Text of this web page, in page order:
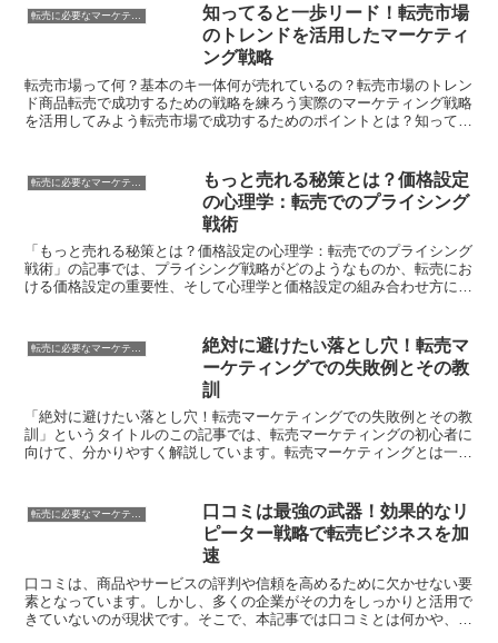
転売に必要なマーケティング知識
知ってると一歩リード！転売市場
のトレンドを活用したマーケティ
ング戦略
転売市場って何？基本のキ一体何が売れているの？転売市場のトレン
ド商品転売で成功するための戦略を練ろう実際のマーケティング戦略
を活用してみよう転売市場で成功するためのポイントとは？知ってる
もっと売れる秘策とは？価格設定
の心理学：転売でのプライシング
戦術
「もっと売れる秘策とは？価格設定の心理学：転売でのプライシング
戦術」の記事では、プライシング戦略がどのようなものか、転売にお
ける価格設定の重要性、そして心理学と価格設定の組み合わせ方につ
転売に必要なマーケティング知識
絶対に避けたい落とし穴！転売マ
ーケティングでの失敗例とその教
訓
「絶対に避けたい落とし穴！転売マーケティングでの失敗例とその教
訓」というタイトルのこの記事では、転売マーケティングの初心者に
向けて、分かりやすく解説しています。転売マーケティングとは一体
転売に必要なマーケティング知識
口コミは最強の武器！効果的なリ
ピーター戦略で転売ビジネスを加
速
口コミは、商品やサービスの評判や信頼を高めるために欠かせない要
素となっています。しかし、多くの企業がその力をしっかりと活用で
きていないのが現状です。そこで、本記事では口コミとは何かや、口